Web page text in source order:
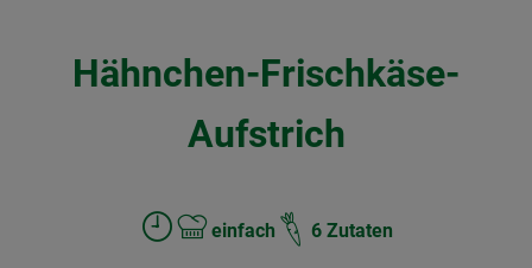
Veranstaltungen
Hähnchen-Frischkäse-
Aufstrich
Zubreitungszeit:
Schwierigkeit:
einfach 6 Zutaten